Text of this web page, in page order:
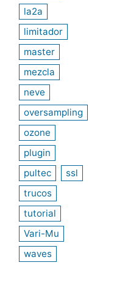
la2a
limitador
master
mezcla
neve
oversampling
ozone
plugin
pultec
ssl
trucos
tutorial
Vari-Mu
waves